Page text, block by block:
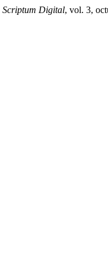
Scriptum Digital, vol. 3,